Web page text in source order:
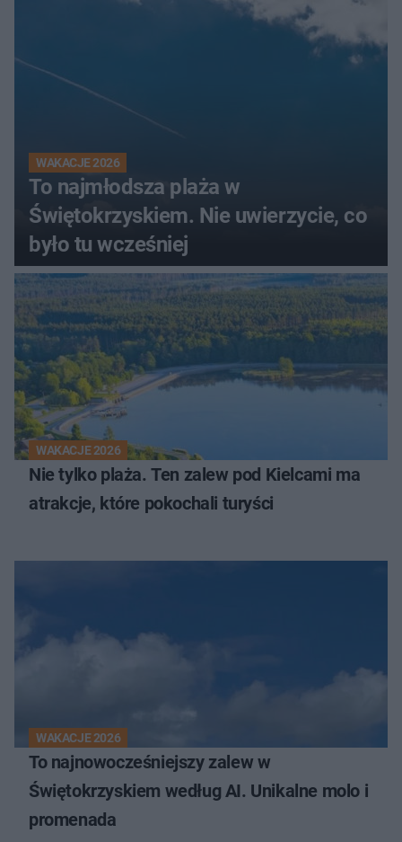
WAKACJE 2026
To najmłodsza plaża w
Świętokrzyskiem. Nie uwierzycie, co
było tu wcześniej
WAKACJE 2026
Nie tylko plaża. Ten zalew pod Kielcami ma
atrakcje, które pokochali turyści
WAKACJE 2026
To najnowocześniejszy zalew w
Świętokrzyskiem według AI. Unikalne molo i
promenada